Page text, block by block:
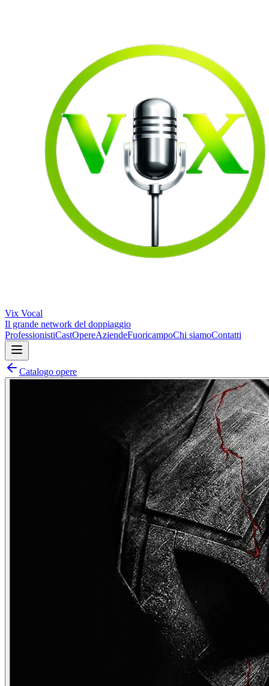
Vix Vocal
Il grande network del doppiaggio
ProfessionistiCastOpereAziendeFuoricampoChi siamoContatti
Catalogo opere